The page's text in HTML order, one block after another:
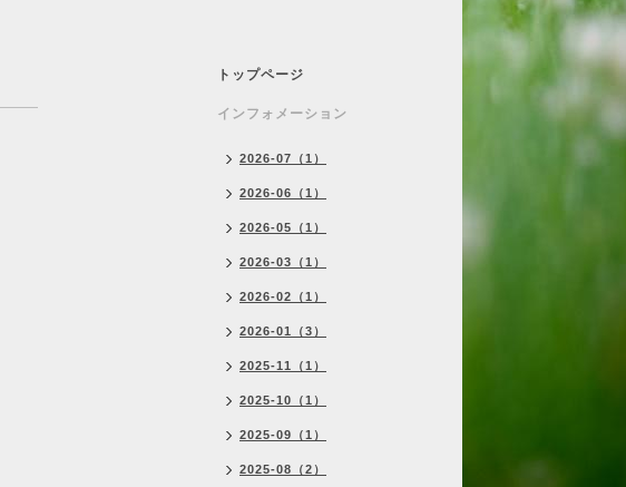
トップページ
インフォメーション
2026-07（1）
2026-06（1）
2026-05（1）
2026-03（1）
2026-02（1）
2026-01（3）
2025-11（1）
2025-10（1）
2025-09（1）
2025-08（2）